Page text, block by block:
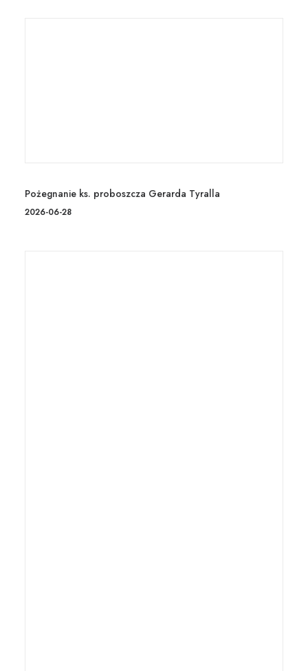
Pożegnanie ks. proboszcza Gerarda Tyralla
2026-06-28